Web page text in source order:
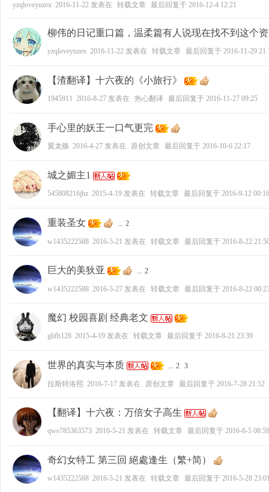
yzqloveyuzex 2016-11-22 发表在 转载文章 最后回复于 2016-12-4 12:21
柳伟的日记重口篇，温柔篇有人说现在找不到这个
yzqloveyuzex 2016-11-22 发表在 转载文章 最后回复于 2016-11-29
【渣翻译】十六夜的《小旅行》
1945911 2016-8-27 发表在 热心翻译 最后回复于 2016-11-27 09:25
手心里的妖王一口气更完
翼龙殇 2016-4-27 发表在 原创文章 最后回复于 2016-10-6 22:17
城之媚主1
545808216jhz 2015-4-19 发表在 转载文章 最后回复于 2016-9-12 00:16
重装圣女 ... 2
w1435222588 2016-5-21 发表在 转载文章 最后回复于 2016-8-22
巨大的美狄亚 ... 2
w1435222588 2016-5-27 发表在 转载文章 最后回复于 2016-8-22
魔幻 校园喜剧 经典老文
ghfh128 2015-4-19 发表在 转载文章 最后回复于 2016-8-21 23:39
世界的真实与本质 ... 2 3
拉斯特洛熙 2016-7-17 发表在 原创文章 最后回复于 2016-7-28 21:52
【翻译】十六夜：万倍女子高生
qwe785363573 2016-5-21 发表在 转载文章 最后回复于 2016-6-5 08:59
奇幻女特工 第三回 絕處逢生（繁+简）
w1435222588 2016-5-21 发表在 转载文章 最后回复于 2016-5-28